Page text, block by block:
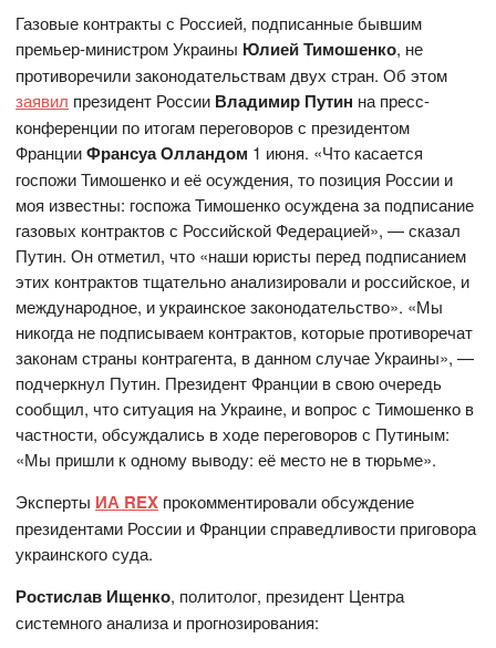
Газовые контракты с Россией, подписанные бывшим
премьер-министром Украины Юлией Тимошенко, не
противоречили законодательствам двух стран. Об этом
заявил президент России Владимир Путин на пресс-
конференции по итогам переговоров с президентом
ФранцииФрансуа Олландом 1 июня. «Что касается
госпожи Тимошенко и её осуждения, то позиция России и
моя известны: госпожа Тимошенко осуждена за подписание
газовых контрактов с Российской Федерацией», — сказал
Путин. Он отметил, что «наши юристы перед подписанием
этих контрактов тщательно анализировали и российское, и
международное, и украинское законодательство». «Мы
никогда не подписываем контрактов, которые противоречат
законам страны контрагента, в данном случае Украины», —
подчеркнул Путин. Президент Франции в свою очередь
сообщил, что ситуация на Украине, и вопрос с Тимошенко в
частности, обсуждались в ходе переговоров с Путиным:
«Мы пришли к одному выводу: её место не в тюрьме».
Эксперты ИА REX прокомментировали обсуждение
президентами России и Франции справедливости приговора
украинского суда.
Ростислав Ищенко, политолог, президент Центра
системного анализа и прогнозирования: